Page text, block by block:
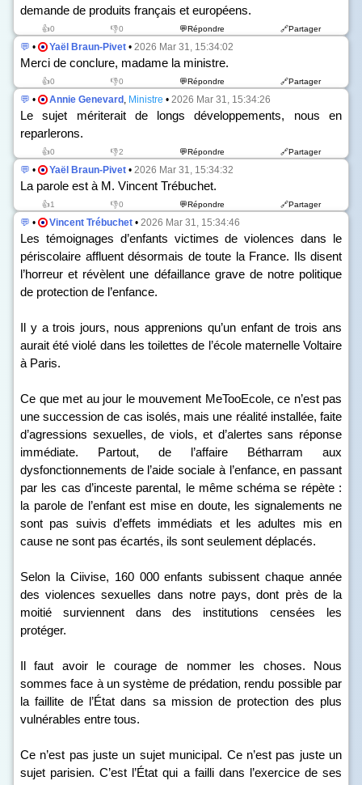
demande de produits français et européens.
👍0 👎0 💬Répondre 🔗Partager
💬 • Yaël Braun-Pivet • 2026 Mar 31, 15:34:02
Merci de conclure, madame la ministre.
👍0 👎0 💬Répondre 🔗Partager
💬 • Annie Genevard , Ministre • 2026 Mar 31, 15:34:26
Le sujet mériterait de longs développements, nous en
reparlerons.
👍0 👎2 💬Répondre 🔗Partager
💬 • Yaël Braun-Pivet • 2026 Mar 31, 15:34:32
La parole est à M. Vincent Trébuchet.
👍1 👎0 💬Répondre 🔗Partager
💬 • Vincent Trébuchet • 2026 Mar 31, 15:34:46
Les témoignages d’enfants victimes de violences dans le
périscolaire affluent désormais de toute la France. Ils disent
l’horreur et révèlent une défaillance grave de notre politique
de protection de l’enfance.
Il y a trois jours, nous apprenions qu’un enfant de trois ans
aurait été violé dans les toilettes de l’école maternelle Voltaire
à Paris.
Ce que met au jour le mouvement MeTooEcole, ce n’est pas
une succession de cas isolés, mais une réalité installée, faite
d’agressions sexuelles, de viols, et d’alertes sans réponse
immédiate. Partout, de l’affaire Bétharram aux
dysfonctionnements de l’aide sociale à l’enfance, en passant
par les cas d’inceste parental, le même schéma se répète :
la parole de l’enfant est mise en doute, les signalements ne
sont pas suivis d’effets immédiats et les adultes mis en
cause ne sont pas écartés, ils sont seulement déplacés.
Selon la Ciivise, 160 000 enfants subissent chaque année
des violences sexuelles dans notre pays, dont près de la
moitié surviennent dans des institutions censées les
protéger.
Il faut avoir le courage de nommer les choses. Nous
sommes face à un système de prédation, rendu possible par
la faillite de l’État dans sa mission de protection des plus
vulnérables entre tous.
Ce n’est pas juste un sujet municipal. Ce n’est pas juste un
sujet parisien. C’est l’État qui a failli dans l’exercice de ses